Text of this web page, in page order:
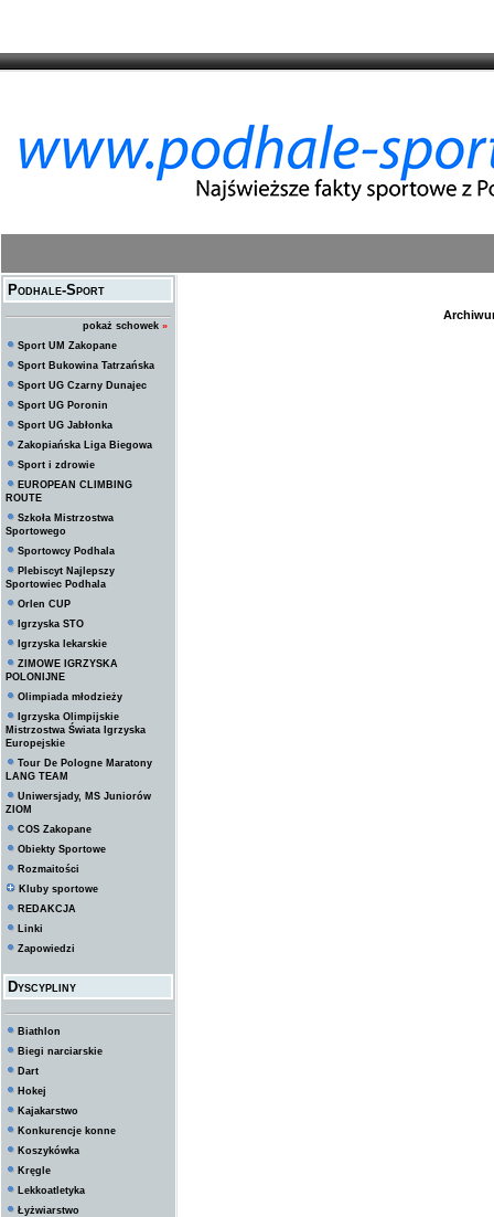
Podhale-Sport
pokaż schowek »
Sport UM Zakopane
Sport Bukowina Tatrzańska
Sport UG Czarny Dunajec
Sport UG Poronin
Sport UG Jabłonka
Zakopiańska Liga Biegowa
Sport i zdrowie
EUROPEAN CLIMBING
ROUTE
Szkoła Mistrzostwa
Sportowego
Sportowcy Podhala
Plebiscyt Najlepszy
Sportowiec Podhala
Orlen CUP
Igrzyska STO
Igrzyska lekarskie
ZIMOWE IGRZYSKA
POLONIJNE
Olimpiada młodzieży
Igrzyska Olimpijskie
Mistrzostwa Świata Igrzyska
Europejskie
Tour De Pologne Maratony
LANG TEAM
Uniwersjady, MS Juniorów
ZIOM
COS Zakopane
Obiekty Sportowe
Rozmaitości
Kluby sportowe
REDAKCJA
Linki
Zapowiedzi
Dyscypliny
Biathlon
Biegi narciarskie
Dart
Hokej
Kajakarstwo
Konkurencje konne
Koszykówka
Kręgle
Lekkoatletyka
Łyżwiarstwo